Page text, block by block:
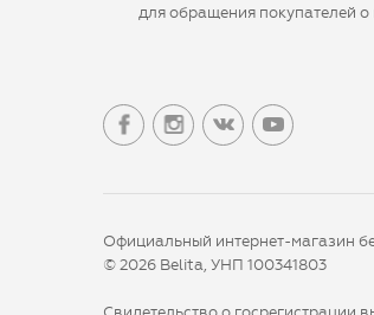
для обращения покупателей
Официальный интернет-магазин
© 2026 Belita, УНП 100341803